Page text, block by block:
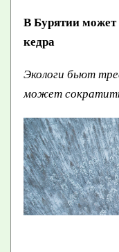
В Бурятии может
кедра
Экологи бьют
может